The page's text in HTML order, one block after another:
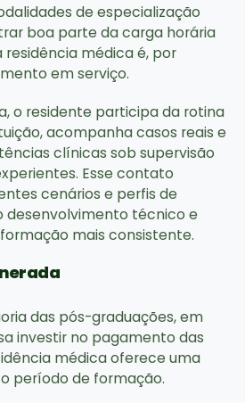
de especialização
boa parte da carga horária
residência médica é, por
em serviço.
o residente participa da rotina
acompanha casos reais e
clínicas sob supervisão
Esse contato
cenários e perfis de
desenvolvimento técnico e
mais consistente.
das pós-graduações, em
investir no pagamento das
médica oferece uma
período de formação.